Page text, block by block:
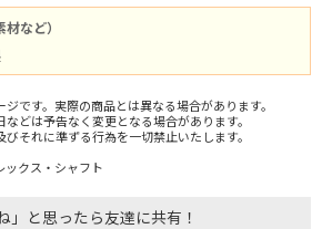
など）
です。実際の商品とは異なる場合があります。
どは予告なく変更となる場合があります。
それに準ずる行為を一切禁止いたします。
クス・シャフト
」と思ったら友達に共有！